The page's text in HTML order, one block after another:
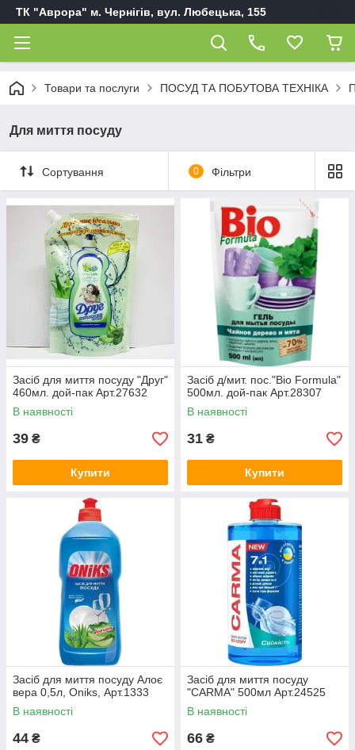
ТК "Аврора" м. Чернігів, вул. Любецька, 155
Товари та послуги ПОСУД ТА ПОБУТОВА ТЕХНІКА
Для миття посуду
Сортування 0 Фільтри
Засіб для миття посуду "Друг"
460мл. дой-пак Арт.27632
В наявності
39 ₴
Купити
Засіб д/мит. пос."Bio Formula"
500мл. дой-пак Арт.28307
В наявності
31 ₴
Купити
Засіб для миття посуду Алоє
вера 0,5л, Oniks, Арт.1333
В наявності
44 ₴
Засіб для миття посуду
"CARMA" 500мл Арт.24525
В наявності
66 ₴